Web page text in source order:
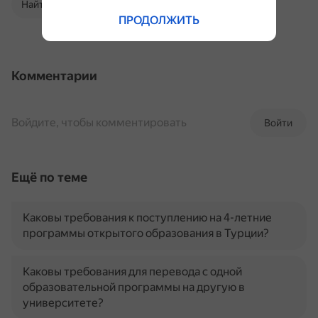
Найти в Поиске
Комментарии
Войти
Войдите, чтобы комментировать
Ещё по теме
Каковы требования к поступлению на 4-летние
программы открытого образования в Турции?
Каковы требования для перевода с одной
образовательной программы на другую в
университете?
ПРОДОЛЖИТЬ